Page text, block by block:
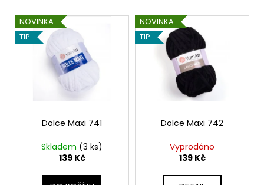
ů
V
ý
p
NOVINKA
TIP
Dolce Maxi 741
Skladem (3 ks)
139 Kč
NOVINKA
TIP
Dolce Maxi 742
Vyprodáno
139 Kč